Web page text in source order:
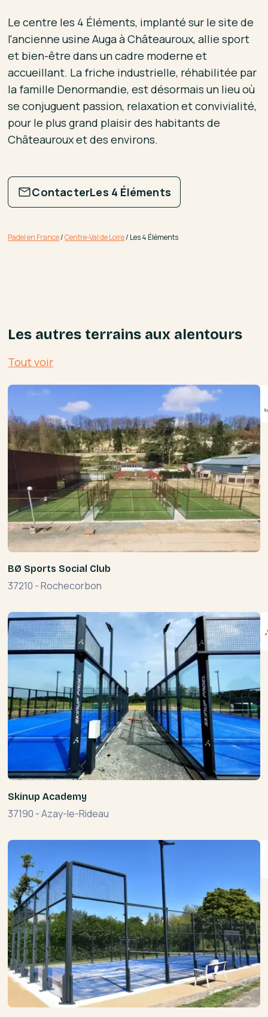
Le centre les 4 Éléments, implanté sur le site de
l'ancienne usine Auga à Châteauroux, allie sport
et bien-être dans un cadre moderne et
accueillant. La friche industrielle, réhabilitée par
la famille Denormandie, est désormais un lieu où
se conjuguent passion, relaxation et convivialité,
pour le plus grand plaisir des habitants de
Châteauroux et des environs.
ContacterLes 4 Éléments
Padel en France/Centre-Val de Loire/ Les 4 Éléments
Les autres terrains aux alentours
Tout voir
BØ Sports Social Club
37210 -Rochecorbon
Skinup Academy
37190 -Azay-le-Rideau